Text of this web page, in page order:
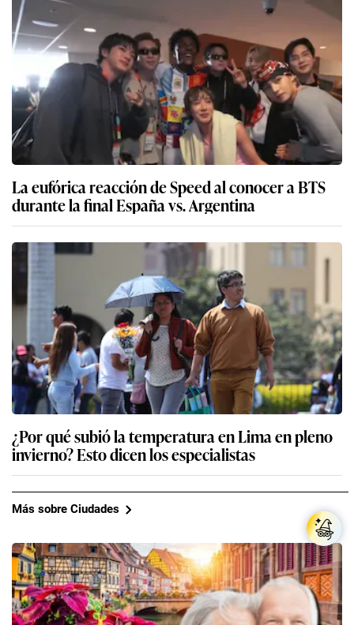
La eufórica reacción de Speed al conocer a BTS
durante la final España vs. Argentina
¿Por qué subió la temperatura en Lima en pleno
invierno? Esto dicen los especialistas
Más sobre Ciudades